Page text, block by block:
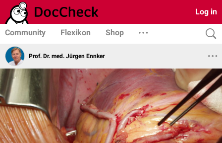
Log in
Community Flexikon Shop
Prof. Dr. med. Jürgen Ennker